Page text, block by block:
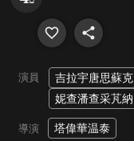
演員 吉拉宇唐思蘇克
妮查潘查采芃納
導演 塔偉華温泰